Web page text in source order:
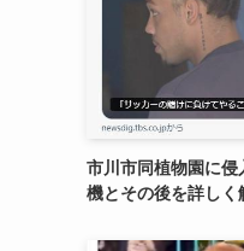
市川市同植物園に
機とその後を詳しく